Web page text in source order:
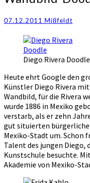
Doodle
Diego
Rivera
07.12.2011 Mißfeldt
Diego Rivera Doodle
Heute ehrt Google den
Künstler Diego Rivera
Wandbild, für die Rivera
wurde 1886 in Mexiko
verstarb, als er zehn
gut situierten
Mexiko-Stadt um. Schon
Talent des jungen Diego,
Kunstschule besuchte.
Akademie von Mexiko-